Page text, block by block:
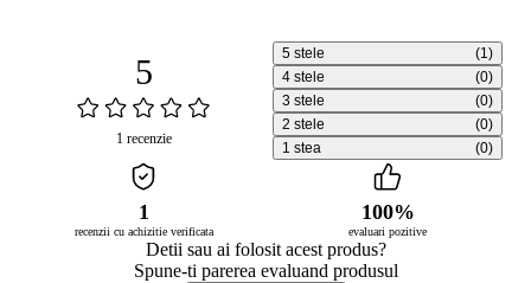
5
1 recenzie
5 stele
(1)
4 stele
(0)
3 stele
(0)
2 stele
(0)
1 stea
(0)
1
recenzii cu achizitie verificata
100%
evaluari pozitive
Detii sau ai folosit acest produs?
Spune-ti parerea evaluand produsul